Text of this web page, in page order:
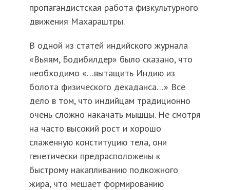
пропагандистская работа физкультурного
движения Махараштры.
В одной из статей индийского журнала
«Вьяям, Бодибилдер» было сказано, что
необходимо «…вытащить Индию из
болота физического декаданса…» Все
дело в том, что индийцам традиционно
очень сложно накачать мышцы. Не смотря
на часто высокий рост и хорошо
слаженную конституцию тела, они
генетически предрасположены к
быстрому накапливанию подкожного
жира, что мешает формированию